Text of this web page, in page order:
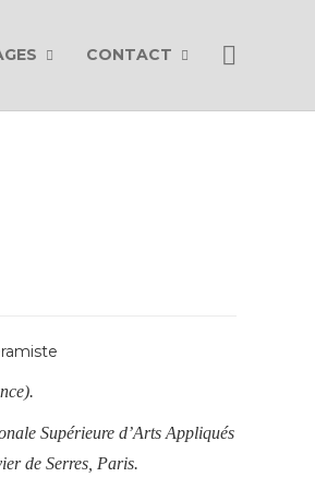
CONTACT
Supérieure d’Arts Appliqués
de Serres, Paris.